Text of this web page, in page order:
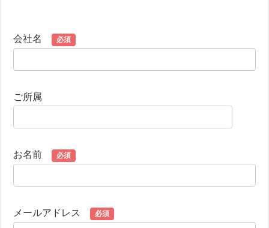
会社名 必須
ご所属
お名前 必須
メールアドレス 必須